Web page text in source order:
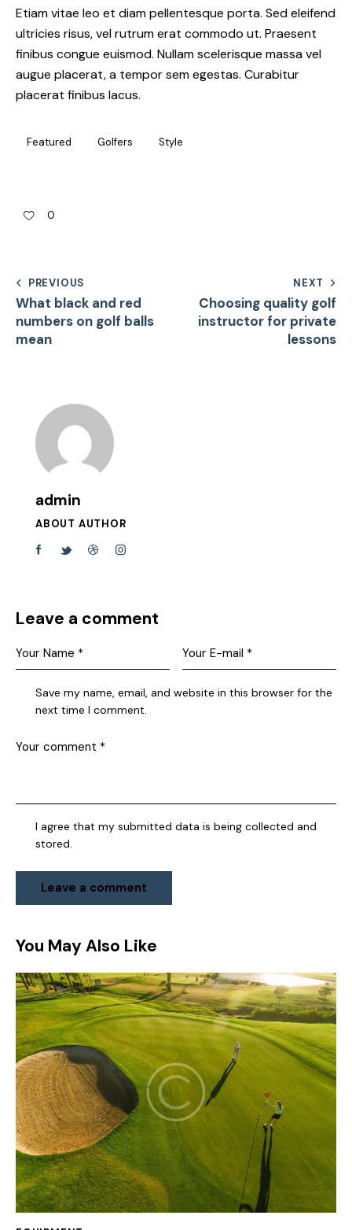
Etiam vitae leo et diam pellentesque porta. Sed eleifend
ultricies risus, vel rutrum erat commodo ut. Praesent
finibus congue euismod. Nullam scelerisque massa vel
augue placerat, a tempor sem egestas. Curabitur
placerat finibus lacus.
Featured Golfers Style
0
PREVIOUS
What black and red
numbers on golf balls
mean
NEXT
Choosing quality golf
instructor for private
lessons
admin
ABOUT AUTHOR
Leave a comment
Save my name, email, and website in this browser for the
next time I comment.
I agree that my submitted data is being collected and
stored.
You May Also Like